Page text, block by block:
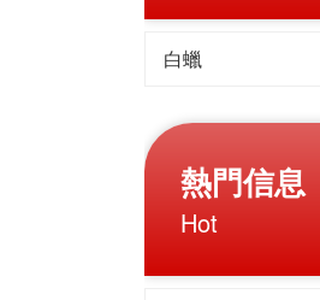
白蠟
熱門信息
Hot